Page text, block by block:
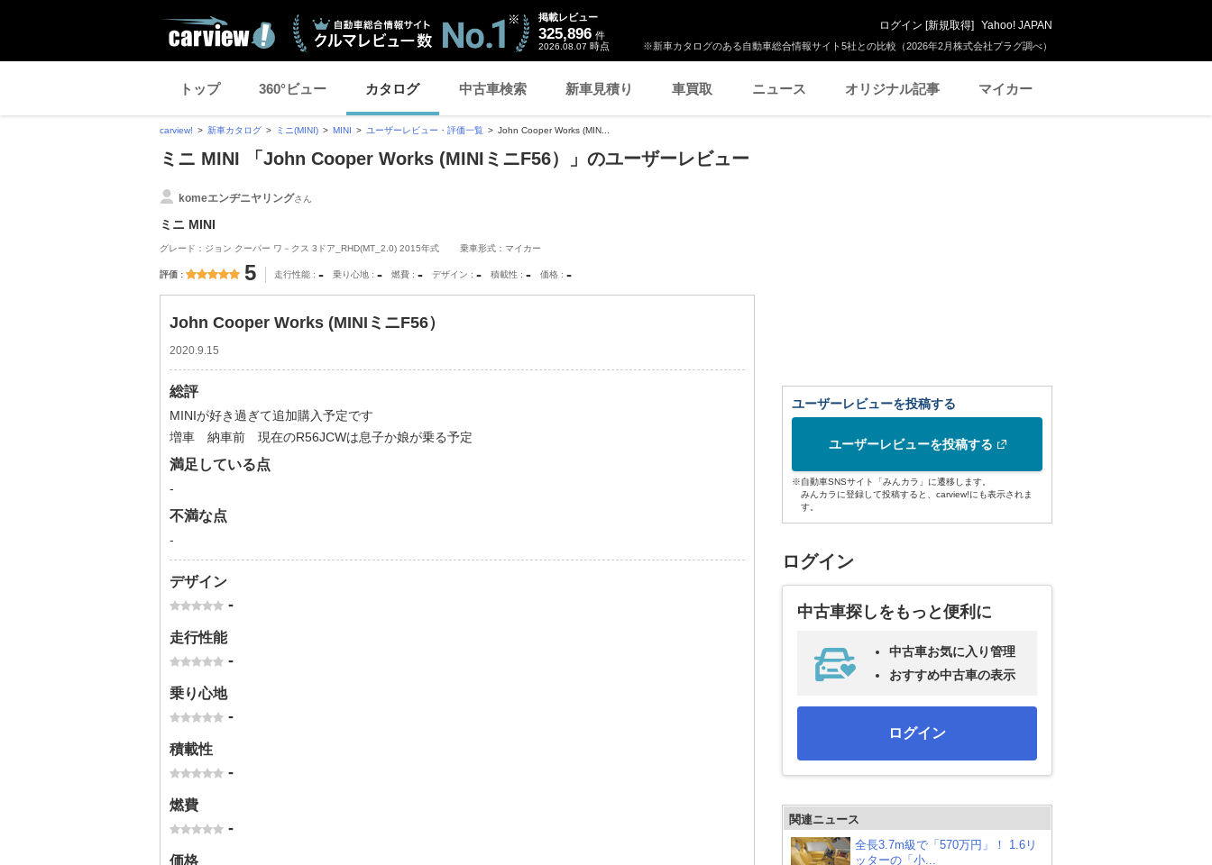
※新車カタログのある自動車総合情報サイト5社との比較（2026年2月株式会社プラグ調べ）
掲載レビュー
325,896 件
2026.08.07 時点
ログイン [新規取得] Yahoo! JAPAN
トップ 360°ビュー カタログ 中古車検索 新車見積り 車買取 ニュース オリジナル記事 マイカー
carview! 新車カタログ ミニ(MINI) MINI ユーザーレビュー・評価一覧 John Cooper Works (MIN...
ミニ MINI 「John Cooper Works (MINIミニF56）」のユーザーレビュー
komeエンヂニヤリングさん
ミニ MINI
グレード：ジョン クーパー ワ－クス 3ドア_RHD(MT_2.0) 2015年式 乗車形式：マイカー
評価 5 走行性能 - 乗り心地 - 燃費 - デザイン - 積載性 - 価格 -
John Cooper Works (MINIミニF56）
2020.9.15
総評
MINIが好き過ぎて追加購入予定です
増車 納車前 現在のR56JCWは息子か娘が乗る予定
満足している点
-
不満な点
-
デザイン
-
走行性能
-
乗り心地
-
積載性
-
燃費
-
価格
ユーザーレビューを投稿する
ユーザーレビューを投稿する
※自動車SNSサイト「みんカラ」に遷移します。
みんカラに登録して投稿すると、carview!にも表示されま
す。
ログイン
中古車探しをもっと便利に
中古車お気に入り管理
おすすめ中古車の表示
ログイン
関連ニュース
全長3.7m級で「570万円」！ 1.6リ
ッターの「小...